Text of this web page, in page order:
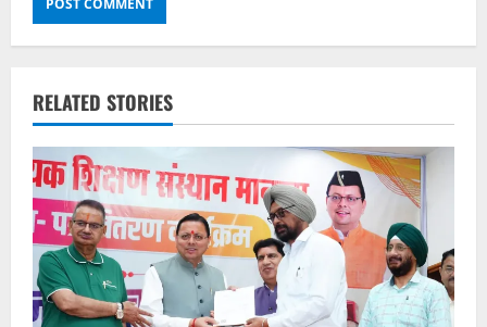
RELATED STORIES